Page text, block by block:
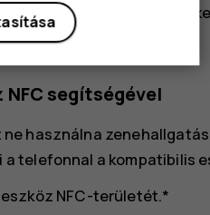
és aktiválnia kell
segítségével
használna
a telefonnal a kompatibilis
NFC-területét.*